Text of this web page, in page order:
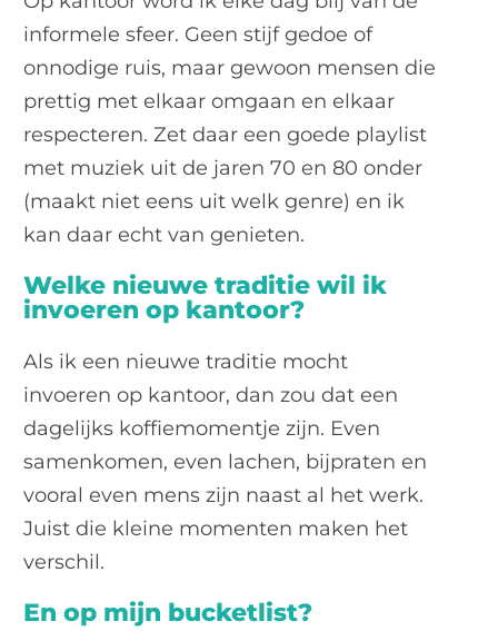
informele sfeer. Geen stijf gedoe of
onnodige ruis, maar gewoon mensen die
prettig met elkaar omgaan en elkaar
respecteren. Zet daar een goede playlist
met muziek uit de jaren 70 en 80 onder
(maakt niet eens uit welk genre) en ik
kan daar echt van genieten.
Welke nieuwe traditie wil ik
invoeren op kantoor?
Als ik een nieuwe traditie mocht
invoeren op kantoor, dan zou dat een
dagelijks koffiemomentje zijn. Even
samenkomen, even lachen, bijpraten en
vooral even mens zijn naast al het werk.
Juist die kleine momenten maken het
verschil.
En op mijn bucketlist?